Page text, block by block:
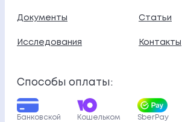
Документы Статьи
Исследования Контакты
Способы оплаты:
Банковской Кошельком SberPay